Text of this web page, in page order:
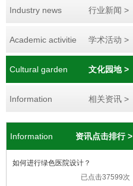
行业新闻 >
Industry news
学术活动 >
Academic activitie
文化园地 >
Cultural garden
相关资讯 >
Information
Information 资讯点击排行 >
如何进行绿色医院设计？
已点击37599次